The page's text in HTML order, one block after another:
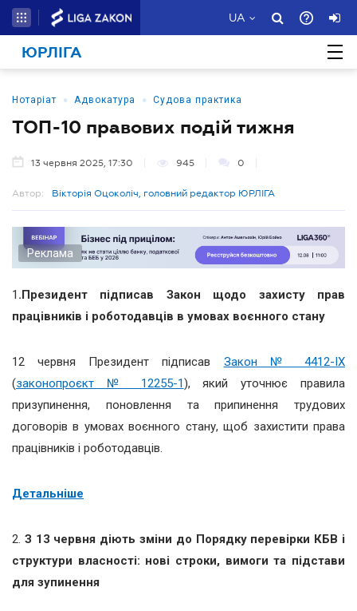
UA
ЮРЛІГА
Нотаріат • Адвокатура • Судова практика
ТОП-10 правових подій тижня
13 червня 2025, 17:30 945 0
Автор: Вікторія Оцоколіч, головний редактор ЮРЛІГА
Реклама
1 .Президент підписав Закон щодо захисту прав
працівників і роботодавців в умовах воєнного стану
12 червня Президент підписав Закон № 4412-IX
(законопроєкт № 12255-1), який уточнює правила
призупинення, поновлення та припинення трудових
договорів в умовах воєнного стану, щоб захистити права
працівників і роботодавців.
Детальніше
2. З 13 червня діють зміни до Порядку перевірки КБВ і
структури власності: нові строки, вимоги та підстави
для зупинення